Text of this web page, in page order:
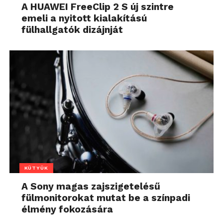
A HUAWEI FreeClip 2 S új szintre
emeli a nyitott kialakítású
fülhallgatók dizájnját
KÜTYÜK
A Sony magas zajszigetelésű
fülmonitorokat mutat be a színpadi
élmény fokozására